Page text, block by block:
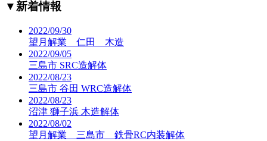
▼新着情報
2022/09/30
望月解業 仁田 木造
2022/09/05
三島市 SRC造解体
2022/08/23
三島市 谷田 WRC造解体
2022/08/23
沼津 獅子浜 木造解体
2022/08/02
望月解業 三島市 鉄骨RC内装解体